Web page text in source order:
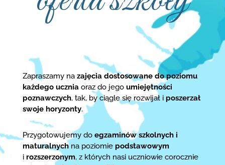
Zapraszamy nazajęcia dostosowane do poziomu
każdego ucznia oraz do jego umiejętności
poznawczych, tak, by ciągle się rozwijał i poszerzał
swoje horyzonty.
Przygotowujemy do egzaminów szkolnych i
maturalnychna poziomie podstawowym
i rozszerzonym, z których nasi uczniowie corocznie